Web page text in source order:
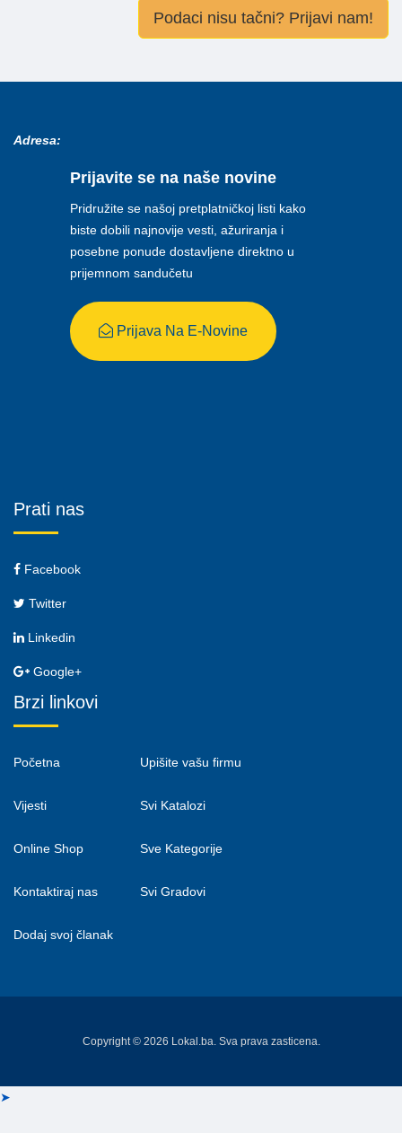
Podaci nisu tačni? Prijavi nam!
Adresa:
Prijavite se na naše novine
Pridružite se našoj pretplatničkoj listi kako
biste dobili najnovije vesti, ažuriranja i
posebne ponude dostavljene direktno u
prijemnom sandučetu
Prijava Na E-Novine
Prati nas
Facebook
Twitter
Linkedin
Google+
Brzi linkovi
Početna
Vijesti
Online Shop
Kontaktiraj nas
Dodaj svoj članak
Upišite vašu firmu
Svi Katalozi
Sve Kategorije
Svi Gradovi
Copyright © 2026 Lokal.ba. Sva prava zasticena.
➤